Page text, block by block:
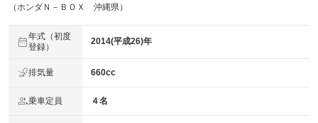
（ホンダＮ－ＢＯＸ 沖縄県）
年式（初度
登録）
2014(平成26)年
排気量 660cc
乗車定員 ４名